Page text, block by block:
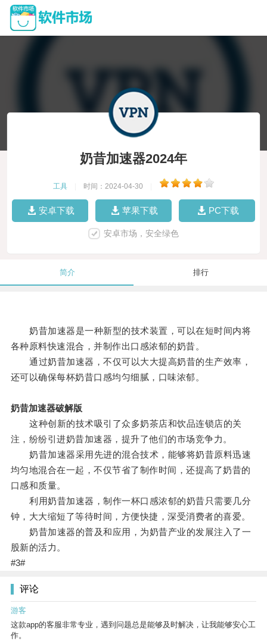
奶昔加速器2024年
工具 时间：2024-04-30
安卓下载 苹果下载 PC下载
安卓市场，安全绿色
简介 排行
奶昔加速器是一种新型的技术装置，可以在短时间内将
各种原料快速混合，并制作出口感浓郁的奶昔。
通过奶昔加速器，不仅可以大大提高奶昔的生产效率，
还可以确保每杯奶昔口感均匀细腻，口味浓郁。
奶昔加速器破解版
这种创新的技术吸引了众多奶茶店和饮品连锁店的关
注，纷纷引进奶昔加速器，提升了他们的市场竞争力。
奶昔加速器采用先进的混合技术，能够将奶昔原料迅速
均匀地混合在一起，不仅节省了制作时间，还提高了奶昔的
口感和质量。
利用奶昔加速器，制作一杯口感浓郁的奶昔只需要几分
钟，大大缩短了等待时间，方便快捷，深受消费者的喜爱。
奶昔加速器的普及和应用，为奶昔产业的发展注入了一
股新的活力。
#3#
评论
游客
这款app的客服非常专业，遇到问题总是能够及时解决，让我能够安心工
作。